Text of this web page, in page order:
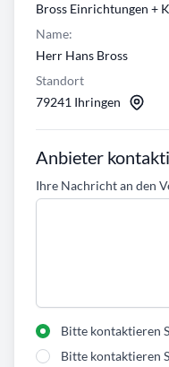
Bross Einrichtungen +
Name:
Herr Hans Bross
Standort
79241 Ihringen
Anbieter
Ihre Nachricht an den
Bitte kontaktieren
Bitte kontaktieren